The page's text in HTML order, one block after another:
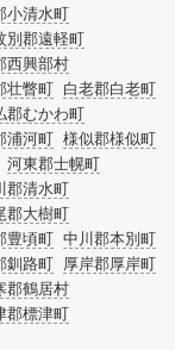
小清水町
別郡遠軽町
西興部村
壮瞥町 白老郡白老町
郡むかわ町
浦河町 様似郡様似町
河東郡士幌町
郡清水町
郡大樹町
豊頃町 中川郡本別町
釧路町 厚岸郡厚岸町
郡鶴居村
郡標津町